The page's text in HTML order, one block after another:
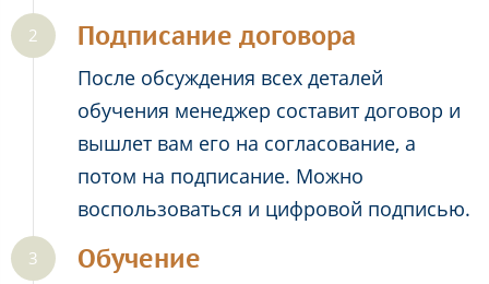
Подписание договора
После обсуждения всех деталей
обучения менеджер составит договор и
вышлет вам его на согласование, а
потом на подписание. Можно
воспользоваться и цифровой подписью.
Обучение